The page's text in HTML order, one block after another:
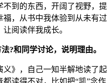
到的东西，开阔了视野，提
，从书中我体验到从未有过
阅读伴我成长。
?和同学讨论，说明理由。
》，自己一知半解地读了起